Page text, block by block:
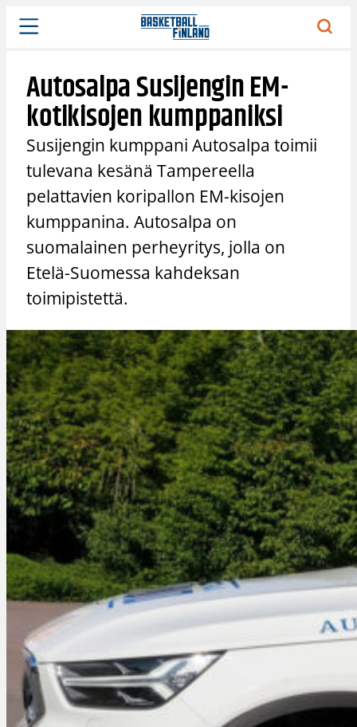
Siirry
sisältöön
Autosalpa Susijengin EM-
kotikisojen kumppaniksi
Susijengin kumppani Autosalpa toimii
tulevana kesänä Tampereella
pelattavien koripallon EM-kisojen
kumppanina. Autosalpa on
suomalainen perheyritys, jolla on
Etelä-Suomessa kahdeksan
toimipistettä.